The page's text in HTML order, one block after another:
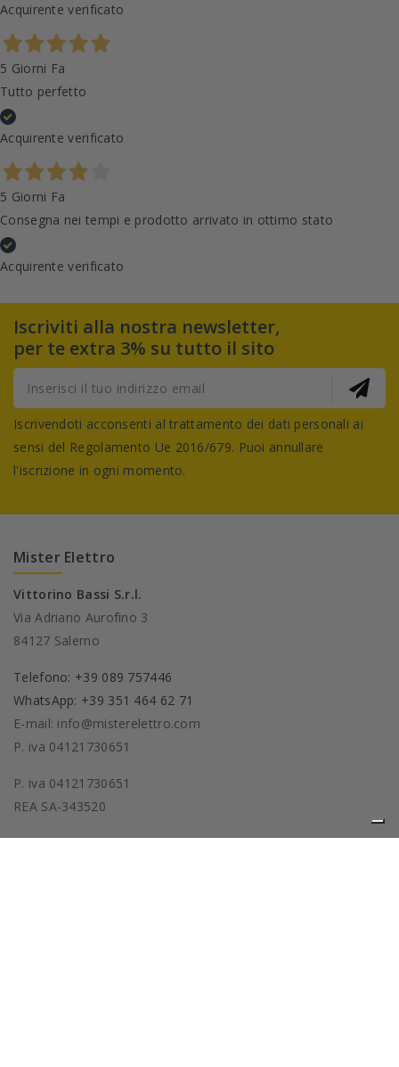
Acquirente verificato
5 Giorni Fa
Tutto perfetto
Acquirente verificato
5 Giorni Fa
Consegna nei tempi e prodotto arrivato in ottimo stato
Acquirente verificato
Iscriviti alla nostra newsletter,
per te extra 3% su tutto il sito
Iscrivendoti acconsenti al trattamento dei dati personali ai
sensi del Regolamento Ue 2016/679. Puoi annullare
l'iscrizione in ogni momento.
Mister Elettro
Vittorino Bassi S.r.l.
Via Adriano Aurofino 3
84127 Salerno
Telefono: +39 089 757446
WhatsApp: +39 351 464 62 71
E-mail: info@misterelettro.com
P. iva 04121730651
P. iva 04121730651
REA SA-343520